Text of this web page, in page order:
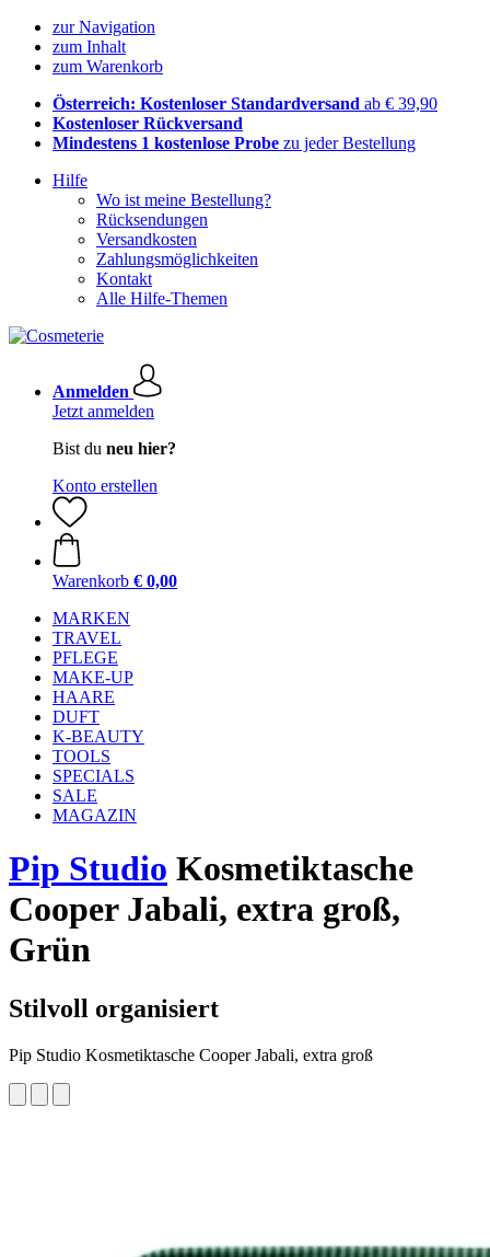
zur Navigation
zum Inhalt
zum Warenkorb
Österreich: Kostenloser Standardversand ab € 39,90
Kostenloser Rückversand
Mindestens 1 kostenlose Probe zu jeder Bestellung
Hilfe
Wo ist meine Bestellung?
Rücksendungen
Versandkosten
Zahlungsmöglichkeiten
Kontakt
Alle Hilfe-Themen
Anmelden
Jetzt anmelden
Bist du neu hier?
Konto erstellen
Warenkorb € 0,00
MARKEN
TRAVEL
PFLEGE
MAKE-UP
HAARE
DUFT
K-BEAUTY
TOOLS
SPECIALS
SALE
MAGAZIN
Pip Studio Kosmetiktasche
Cooper Jabali, extra groß,
Grün
Stilvoll organisiert
Pip Studio Kosmetiktasche Cooper Jabali, extra groß